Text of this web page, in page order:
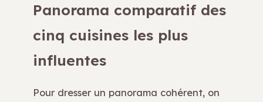
Panorama comparatif des
cinq cuisines les plus
influentes
Pour dresser un panorama cohérent, on